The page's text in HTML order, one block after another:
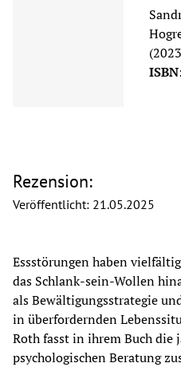
ISBN:
Rezension:
Veröffentlicht: 21.05.2025
Essstörungen haben
das Schlank-sein-Wollen
als Bewältigungsstrategie
in überfordernden
Roth fasst in ihrem Buch die
psychologischen Beratung